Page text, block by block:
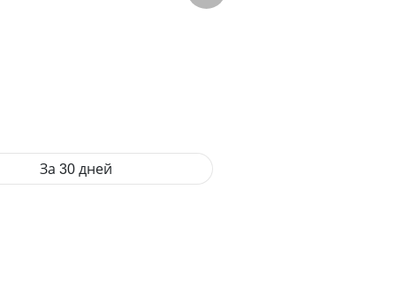
За 30 дней